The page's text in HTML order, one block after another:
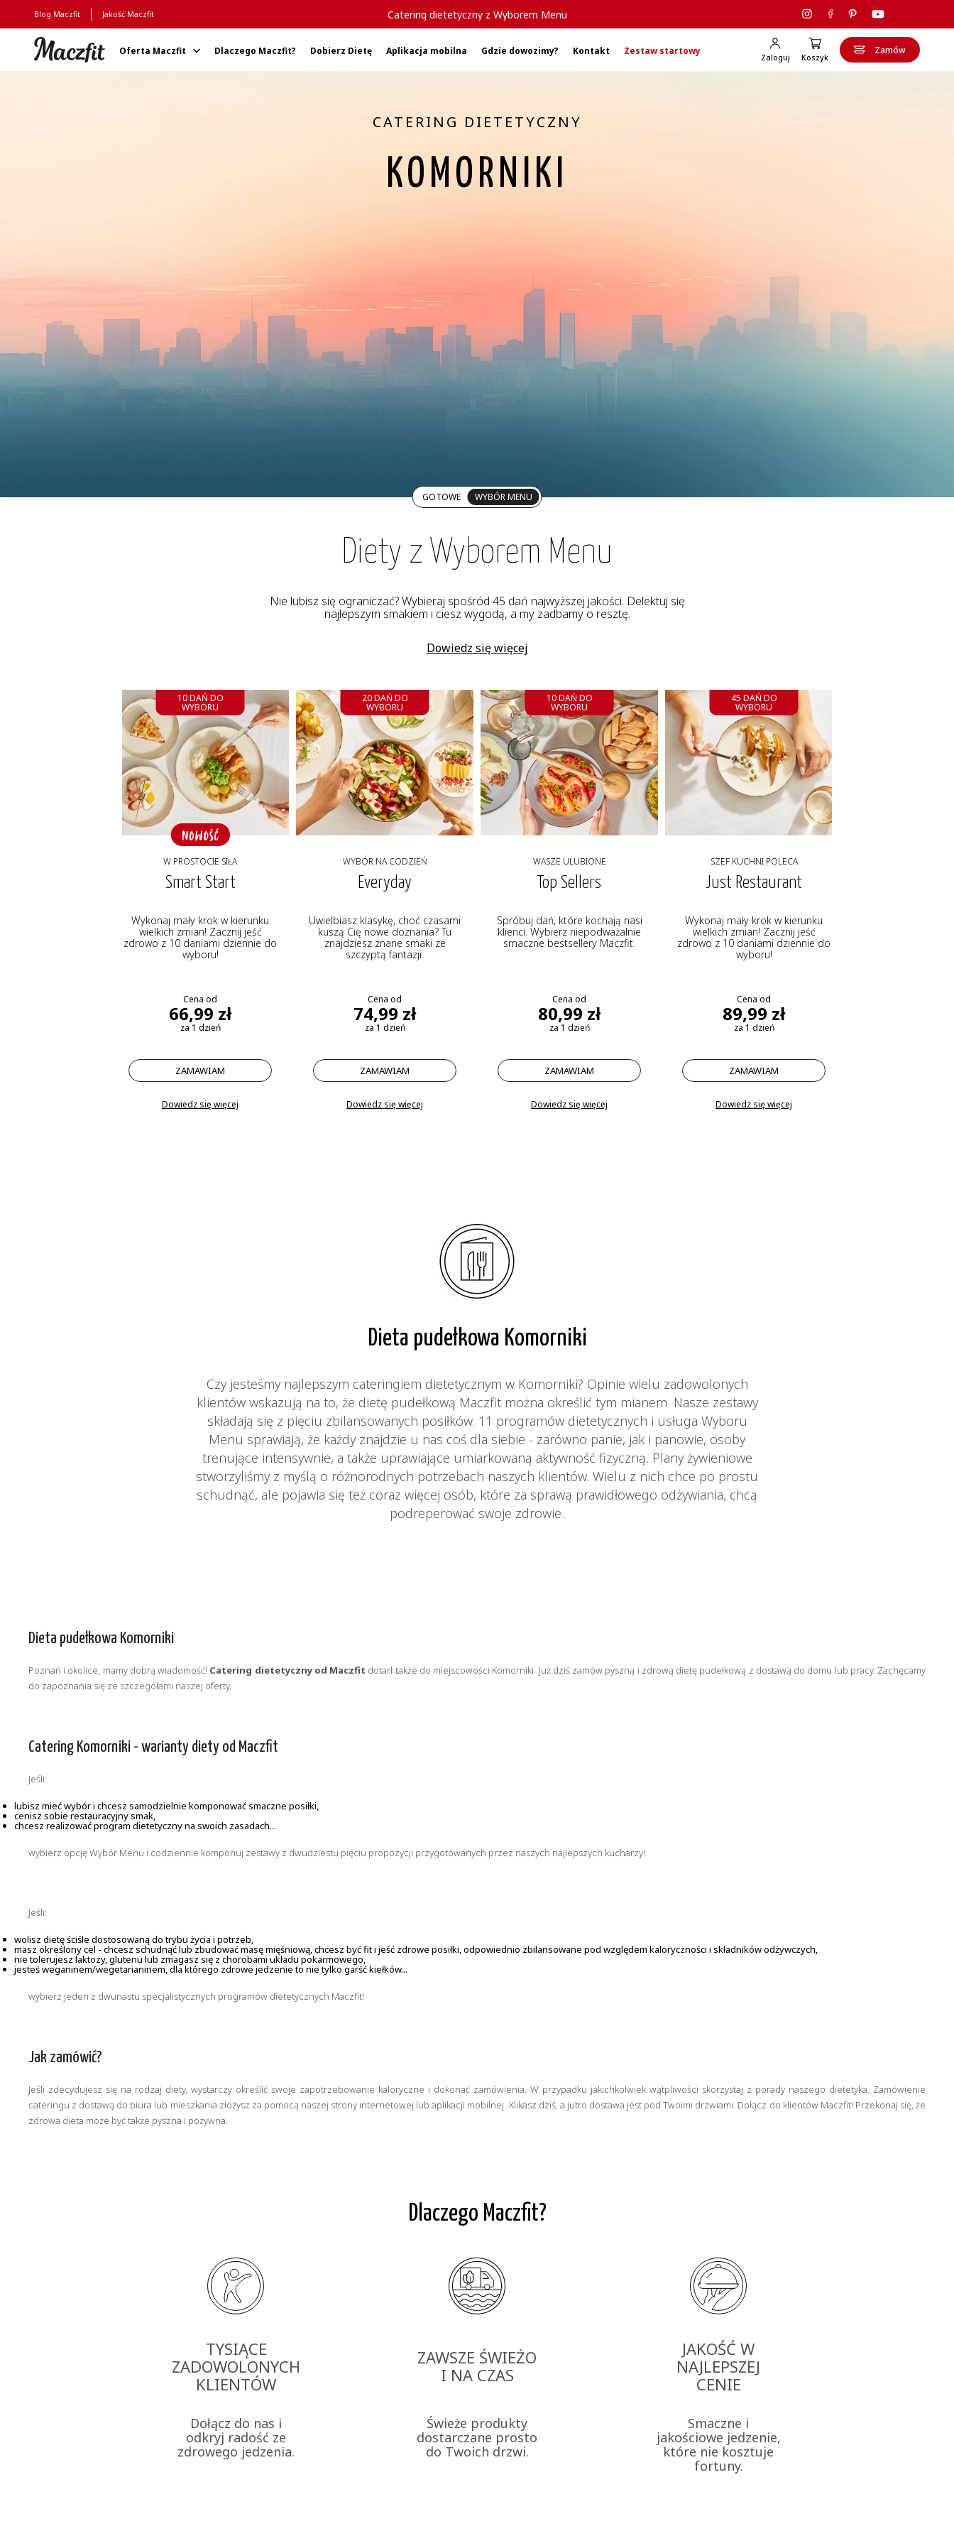
Blog Maczfit Jakość Maczfit Catering dietetyczny z Wyborem Menu
Oferta Maczfit Dlaczego Maczfit? Dobierz Dietę Aplikacja mobilna Gdzie dowozimy? Kontakt Zestaw startowy
Zaloguj Koszyk
Zamów
CATERING DIETETYCZNY
KOMORNIKI
GOTOWE WYBÓR MENU
Diety z Wyborem Menu
Nie lubisz się ograniczać? Wybieraj spośród 45 dań najwyższej jakości. Delektuj się
najlepszym smakiem i ciesz wygodą, a my zadbamy o resztę.
Dowiedz się więcej
10 DAŃ DO
WYBORU
W PROSTOCIE SIŁA
Smart Start
Wykonaj mały krok w kierunku
wielkich zmian! Zacznij jeść
zdrowo z 10 daniami dziennie do
wyboru!
Cena od
66,99 zł
za 1 dzień
ZAMAWIAM
Dowiedz się więcej
20 DAŃ DO
WYBORU
WYBÓR NA CODZIEŃ
Everyday
Uwielbiasz klasykę, choć czasami
kuszą Cię nowe doznania? Tu
znajdziesz znane smaki ze
szczyptą fantazji.
Cena od
74,99 zł
za 1 dzień
ZAMAWIAM
Dowiedz się więcej
10 DAŃ DO
WYBORU
WASZE ULUBIONE
Top Sellers
Spróbuj dań, które kochają nasi
klienci. Wybierz niepodważalnie
smaczne bestsellery Maczfit.
Cena od
80,99 zł
za 1 dzień
ZAMAWIAM
Dowiedz się więcej
45 DAŃ DO
WYBORU
SZEF KUCHNI POLECA
Just Restaurant
Wykonaj mały krok w kierunku
wielkich zmian! Zacznij jeść
zdrowo z 10 daniami dziennie do
wyboru!
Cena od
89,99 zł
za 1 dzień
ZAMAWIAM
Dowiedz się więcej
Dieta pudełkowa Komorniki
Czy jesteśmy najlepszym cateringiem dietetycznym w Komorniki? Opinie wielu zadowolonych
klientów wskazują na to, że dietę pudełkową Maczfit można określić tym mianem. Nasze zestawy
składają się z pięciu zbilansowanych posiłków. 11 programów dietetycznych i usługa Wyboru
Menu sprawiają, że każdy znajdzie u nas coś dla siebie - zarówno panie, jak i panowie, osoby
trenujące intensywnie, a także uprawiające umiarkowaną aktywność fizyczną. Plany żywieniowe
stworzyliśmy z myślą o różnorodnych potrzebach naszych klientów. Wielu z nich chce po prostu
schudnąć, ale pojawia się też coraz więcej osób, które za sprawą prawidłowego odżywiania, chcą
podreperować swoje zdrowie.
Dieta pudełkowa Komorniki
Poznań i okolice, mamy dobrą wiadomość! Catering dietetyczny od Maczfit dotarł także do miejscowości Komorniki. Już dziś zamów pyszną i zdrową dietę pudełkową z dostawą do domu lub pracy. Zachęcamy
do zapoznania się ze szczegółami naszej oferty.
Catering Komorniki - warianty diety od Maczfit
Jeśli:
lubisz mieć wybór i chcesz samodzielnie komponować smaczne posiłki,
cenisz sobie restauracyjny smak,
chcesz realizować program dietetyczny na swoich zasadach...
wybierz opcję Wybór Menu i codziennie komponuj zestawy z dwudziestu pięciu propozycji przygotowanych przez naszych najlepszych kucharzy!
Jeśli:
wolisz dietę ściśle dostosowaną do trybu życia i potrzeb,
masz określony cel - chcesz schudnąć lub zbudować masę mięśniową, chcesz być fit i jeść zdrowe posiłki, odpowiednio zbilansowane pod względem kaloryczności i składników odżywczych,
nie tolerujesz laktozy, glutenu lub zmagasz się z chorobami układu pokarmowego,
jesteś weganinem/wegetarianinem, dla którego zdrowe jedzenie to nie tylko garść kiełków...
wybierz jeden z dwunastu specjalistycznych programów dietetycznych Maczfit!
Jak zamówić?
Jeśli zdecydujesz się na rodzaj diety, wystarczy określić swoje zapotrzebowanie kaloryczne i dokonać zamówienia. W przypadku jakichkolwiek wątpliwości skorzystaj z porady naszego dietetyka. Zamówienie
cateringu z dostawą do biura lub mieszkania złożysz za pomocą naszej strony internetowej lub aplikacji mobilnej. Klikasz dziś, a jutro dostawa jest pod Twoimi drzwiami. Dołącz do klientów Maczfit! Przekonaj się, że
zdrowa dieta może być także pyszna i pożywna.
Dlaczego Maczfit?
TYSIĄCE
ZADOWOLONYCH
KLIENTÓW
Dołącz do nas i
odkryj radość ze
zdrowego jedzenia.
ZAWSZE ŚWIEŻO
I NA CZAS
Świeże produkty
dostarczane prosto
do Twoich drzwi.
JAKOŚĆ W
NAJLEPSZEJ
CENIE
Smaczne i
jakościowe jedzenie,
które nie kosztuje
fortuny.